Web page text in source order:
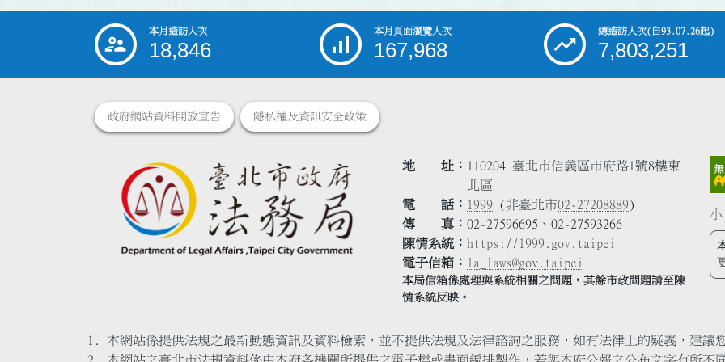
::: 本月造訪人次
18,846
本月頁面瀏覽人次
167,968
總造訪人次(自93.07.26起)
7,803,251
政府網站資料開放宣告 隱私權及資訊安全政策
地 址
110204 臺北市信義區市府路1號8樓東
北區
電 話
1999 (非臺北市02-27208889)
傳 真
02-27596695、02-27593266
陳情系統
https://1999.gov.taipei
電子信箱
la_laws@gov.taipei
本局信箱係處理與系統相關之問題，其餘市政問題請至陳
情系統反映。
小
本網站係提供法規之最新動態資訊及資料檢索，並不提供法規及法律諮詢之服務，如有法律上的疑義，建議
本網站之臺北市法規資料係由本府各機關所提供之電子檔或書面編排製作，若與本府公報之公布文字有所不